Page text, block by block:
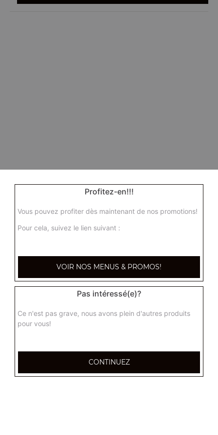
Profitez-en!!!
Vous pouvez profiter dès maintenant de nos promotions!
Pour cela, suivez le lien suivant :
VOIR NOS MENUS & PROMOS!
Pas intéressé(e)?
Ce n'est pas grave, nous avons plein d'autres produits
pour vous!
CONTINUEZ